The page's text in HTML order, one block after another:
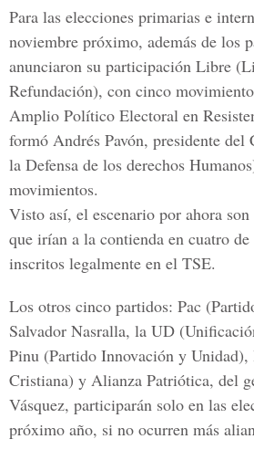
Para las elecciones primarias e
noviembre próximo, además de los
anunciaron su participación Libre
Refundación), con cinco
Amplio Político Electoral en
formó Andrés Pavón, presidente del
la Defensa de los derechos
movimientos.
Visto así, el escenario por ahora
que irían a la contienda en cuatro
inscritos legalmente en el TSE.
Los otros cinco partidos: Pac
Salvador Nasralla, la UD
Pinu (Partido Innovación y
Cristiana) y Alianza Patriótica, del
Vásquez, participarán solo en las
próximo año, si no ocurren más